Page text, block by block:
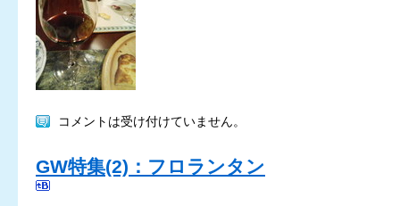
コメントは受け付けていません。
GW特集(2)：フロランタン